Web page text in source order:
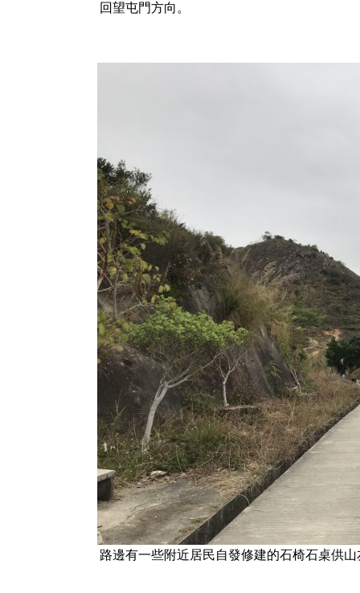
回望屯門方向。
路邊有一些附近居民自發修建的石椅石桌供